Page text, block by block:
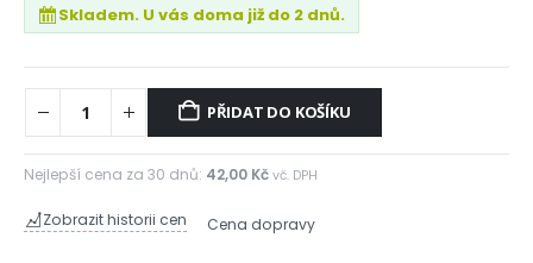
Skladem. U vás doma již do 2 dnů.
PŘIDAT DO KOŠÍKU
Nejlepší cena za 30 dnů: 42,00 Kč vč. DPH
Zobrazit historii cen Cena dopravy